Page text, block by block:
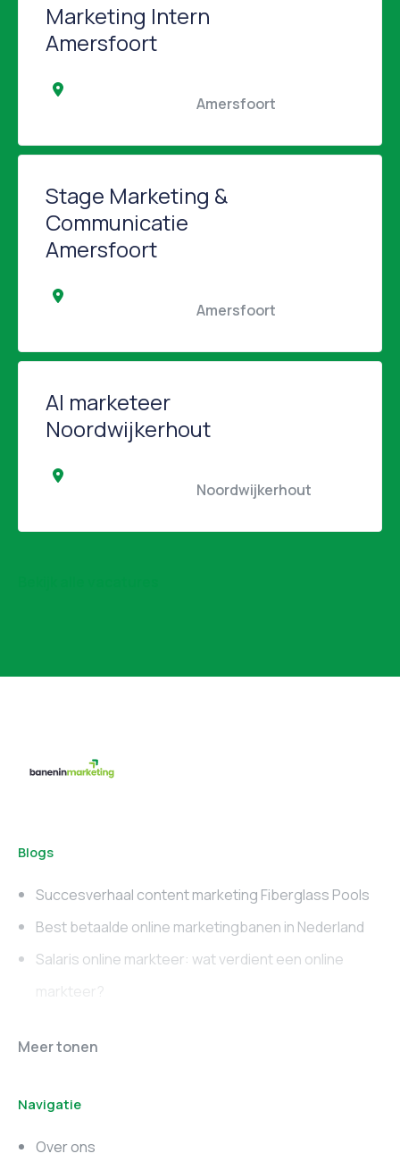
Marketing Intern
Amersfoort
Stage Marketing &
Communicatie
Amersfoort
AI marketeer
Noordwijkerhout
Blogs
Succesverhaal content marketing Fiberglass Pools
Best betaalde online marketingbanen in Nederland
Salaris online markteer: wat verdient een online
markteer?
Online marketing
Marketing vacatures
Zuid-Holland
Meer tonen
Navigatie
Over ons